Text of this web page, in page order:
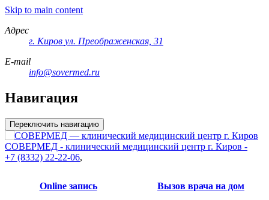
Skip to main content
Адрес
г. Киров ул. Преображенская, 31
E-mail
info@sovermed.ru
Навигация
Переключить навигацию
СОВЕРМЕД - клинический медицинский центр г. Киров -
+7 (8332) 22-22-06,
Online запись
Вызов врача на дом